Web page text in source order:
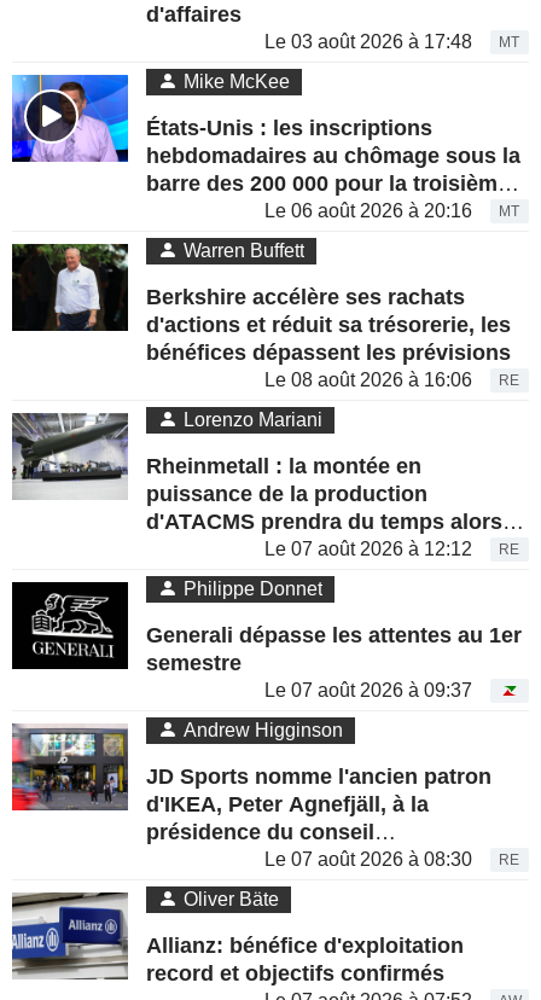
d'affaires
Le 03 août 2026 à 17:48 MT
Mike McKee
États-Unis : les inscriptions
hebdomadaires au chômage sous la
barre des 200 000 pour la troisième
semaine consécutiveLe 06 août 2026 à 20:16 MT
Warren Buffett
Berkshire accélère ses rachats
d'actions et réduit sa trésorerie, les
bénéfices dépassent les prévisions
Le 08 août 2026 à 16:06 RE
Lorenzo Mariani
Rheinmetall : la montée en
puissance de la production
d'ATACMS prendra du temps alors
que les États-Unis reconstituent
leurs stocks
Le 07 août 2026 à 12:12 RE
Philippe Donnet
Generali dépasse les attentes au 1er
semestre
Le 07 août 2026 à 09:37
Andrew Higginson
JD Sports nomme l'ancien patron
d'IKEA, Peter Agnefjäll, à la
présidence du conseil
d'administrationLe 07 août 2026 à 08:30 RE
Oliver Bäte
Allianz: bénéfice d'exploitation
record et objectifs confirmés